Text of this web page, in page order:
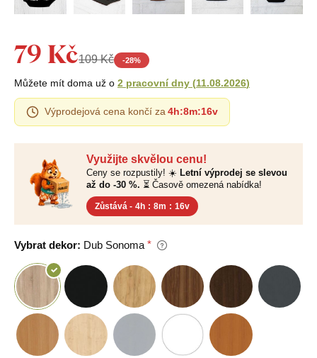
Využijte skvělou cenu!
Ceny se rozpustily! ☀️ Letní výprodej se slevou
až do -30 %. ⏳ Časově omezená nabídka!
Zůstává - 4h : 8m : 15v
Vybrat dekor: Dub Sonoma
79 Kč109 Kč -28%
Můžete mít doma už o 2 pracovní dny (11.08.2026)
Výprodejová cena končí za 4h:8m:15v